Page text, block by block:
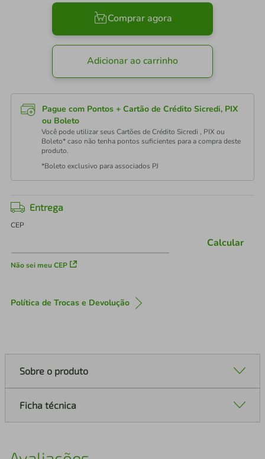
Comprar agora
Adicionar ao carrinho
Pague com Pontos + Cartão de Crédito Sicredi, PIX
ou Boleto
Você pode utilizar seus Cartões de Crédito Sicredi , PIX ou
Boleto* caso não tenha pontos suficientes para a compra deste
produto.
*Boleto exclusivo para associados PJ
Entrega
CEP
Não sei meu CEP
Calcular
Política de Trocas e Devolução
Sobre o produto
Ficha técnica